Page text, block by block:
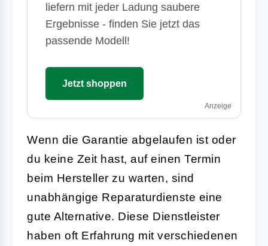
liefern mit jeder Ladung saubere
Ergebnisse - finden Sie jetzt das
passende Modell!
Jetzt shoppen
Anzeige
Wenn die Garantie abgelaufen ist oder
du keine Zeit hast, auf einen Termin
beim Hersteller zu warten, sind
unabhängige Reparaturdienste eine
gute Alternative. Diese Dienstleister
haben oft Erfahrung mit verschiedenen